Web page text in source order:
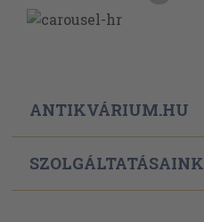
ANTIKVÁRIUM.HU
SZOLGÁLTATÁSAINK